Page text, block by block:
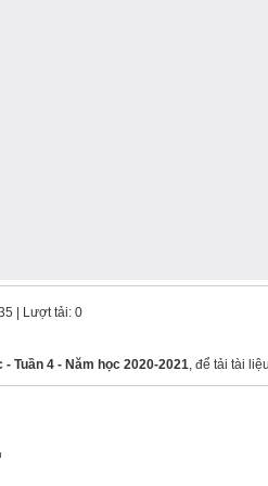
| Lượt tải: 0
Tuần 4 - Năm học 2020-2021, để tải tài